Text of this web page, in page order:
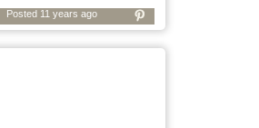
Posted 11 years ago